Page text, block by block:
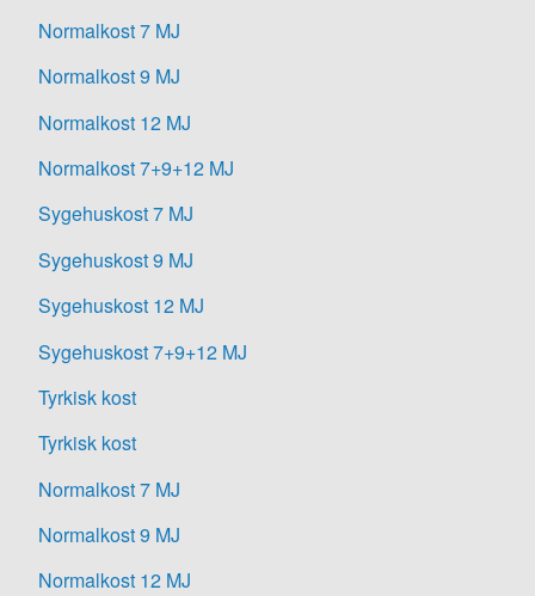
Normalkost 7 MJ
Normalkost 9 MJ
Normalkost 12 MJ
Normalkost 7+9+12 MJ
Sygehuskost 7 MJ
Sygehuskost 9 MJ
Sygehuskost 12 MJ
Sygehuskost 7+9+12 MJ
Tyrkisk kost
Tyrkisk kost
Normalkost 7 MJ
Normalkost 9 MJ
Normalkost 12 MJ